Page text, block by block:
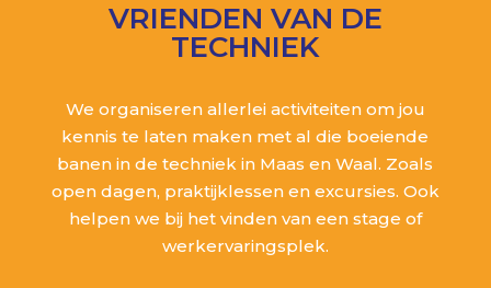
VRIENDEN VAN DE
TECHNIEK
We organiseren allerlei activiteiten om jou
kennis te laten maken met al die boeiende
banen in de techniek in Maas en Waal. Zoals
open dagen, praktijklessen en excursies. Ook
helpen we bij het vinden van een stage of
werkervaringsplek.